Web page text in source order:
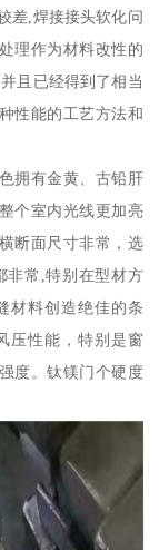
差,焊接接头软化问
理作为材料改性的
且已经得到了相当
性能的工艺方法和
拥有金黄、古铅肝
个室内光线更加亮
断面尺寸非常，选
非常,特别在型材方
材料创造绝佳的条
压性能，特别是窗
度。钛镁门个硬度